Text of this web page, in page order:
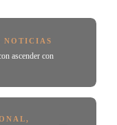
NOTICIAS
ascender con
,